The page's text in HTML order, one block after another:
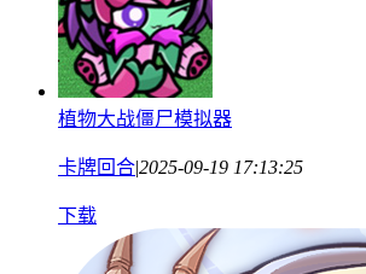
植物大战僵尸模拟器
卡牌回合|2025-09-19 17:13:25
下载